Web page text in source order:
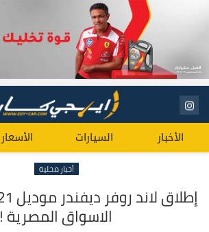
الأخبار السيارات الأسعار
أخبار محلية
الاسواق المصرية !